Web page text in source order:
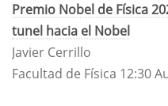
Premio Nobel de Física
tunel hacia el Nobel​
Javier Cerrillo
Facultad de Física 12:30